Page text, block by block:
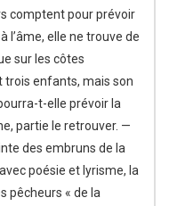
comptent pour prévoir
l’âme, elle ne trouve de
sur les côtes
trois enfants, mais son
t-elle prévoir la
partie le retrouver. —
des embruns de la
poésie et lyrisme, la
pêcheurs « de la